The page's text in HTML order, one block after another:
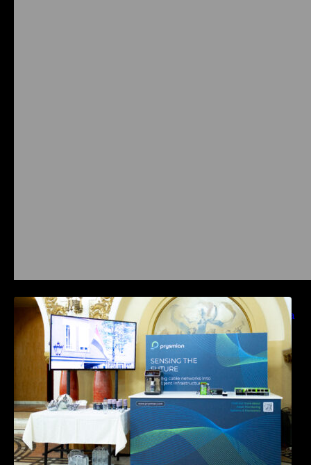
Prysmian aduce la COMM26 tehnologii de
sensing si Digital Energy pentru monitorizarea
in timp real a infrastrucrutilor critice